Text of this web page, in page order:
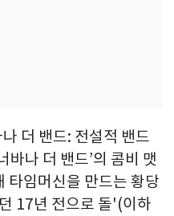
더 밴드: 전설적 밴드
바나 더 밴드’의 콤비 맷
타임머신을 만드는 황당
17년 전으로 돌'(이하